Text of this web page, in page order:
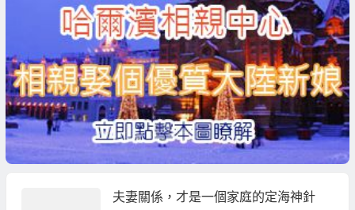
夫妻關係，才是一個家庭的定海神針